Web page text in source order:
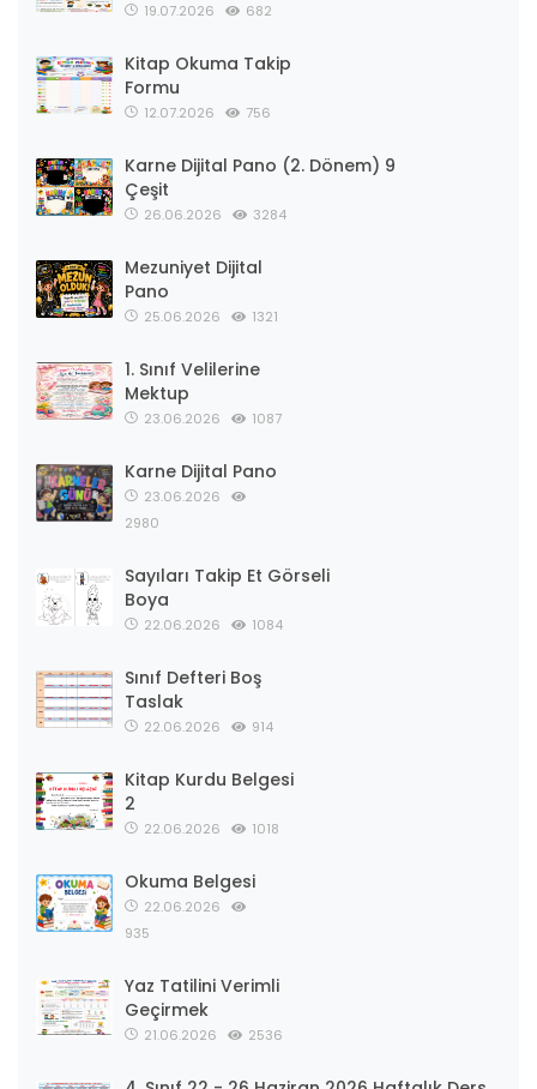
19.07.2026 682
Kitap Okuma Takip
Formu
12.07.2026 756
Karne Dijital Pano (2. Dönem) 9
Çeşit
26.06.2026 3284
Mezuniyet Dijital
Pano
25.06.2026 1321
1. Sınıf Velilerine
Mektup
23.06.2026 1087
Karne Dijital Pano
23.06.2026
2980
Sayıları Takip Et Görseli
Boya
22.06.2026 1084
Sınıf Defteri Boş
Taslak
22.06.2026 914
Kitap Kurdu Belgesi
2
22.06.2026 1018
Okuma Belgesi
22.06.2026
935
Yaz Tatilini Verimli
Geçirmek
21.06.2026 2536